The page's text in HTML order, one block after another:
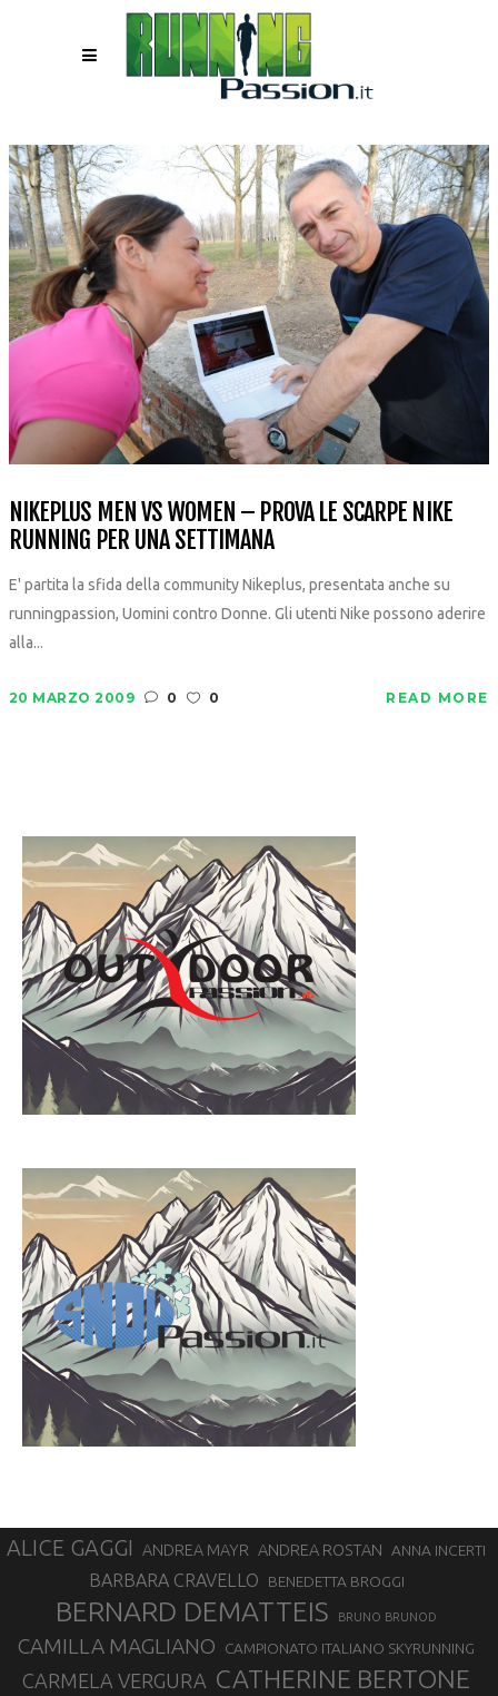
NIKEPLUS MEN VS WOMEN – PROVA LE SCARPE NIKE
RUNNING PER UNA SETTIMANA
E' partita la sfida della community Nikeplus, presentata anche su
runningpassion, Uomini contro Donne. Gli utenti Nike possono aderire
alla...
20 MARZO 2009 0 0 READ MORE
ALICE GAGGI ANDREA MAYR ANDREA ROSTAN ANNA INCERTI
BARBARA CRAVELLO BENEDETTA BROGGI
BERNARD DEMATTEIS BRUNO BRUNOD
CAMILLA MAGLIANO CAMPIONATO ITALIANO SKYRUNNING
CARMELA VERGURA CATHERINE BERTONE